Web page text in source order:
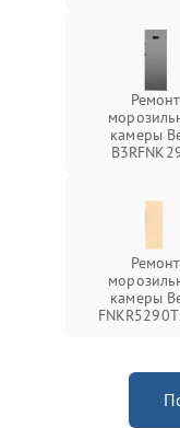
Ремонт
камеры
Ремонт
камеры